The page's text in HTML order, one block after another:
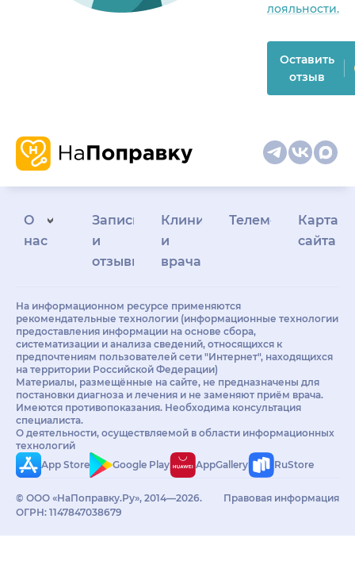
лояльности.
Оставить
отзыв
О
нас
Запись
и
отзывы
Клиникам
и
врачам
Телемедицина
Карта
сайта
На информационном ресурсе применяются
рекомендательные технологии (информационные технологии
предоставления информации на основе сбора,
систематизации и анализа сведений, относящихся к
предпочтениям пользователей сети "Интернет", находящихся
на территории Российской Федерации)
Материалы, размещённые на сайте, не предназначены для
постановки диагноза и лечения и не заменяют приём врача.
Имеются противопоказания. Необходима консультация
специалиста.
О деятельности, осуществляемой в области информационных
технологий
App Store
Google Play AppGallery RuStore
© ООО «НаПоправку.Ру», 2014—2026.
ОГРН: 1147847038679
Правовая информация